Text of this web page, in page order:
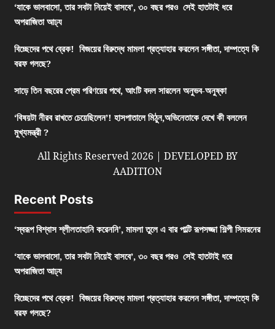
‘যাকে ভালবাসো, তার সবটা নিয়েই বাসবে’, ৩০ বছর পরও সেই হাতটাই ধরে
অপরাজিতা আঢ্য
বিচ্ছেদের পথে ব্রেক! বিজয়ের বিরুদ্ধে মামলা প্রত্যাহার করলেন সঙ্গীতা, দাম্পত্যে কি
বরফ গলছে?
সাড়ে তিন বছরের প্রেম পরিণয়ের পথে, আংটি বদল সারলেন অনুভব-অনুষ্কা
‘বিষয়টা নীরব রাখতে চেয়েছিলেন’! হাসপাতালে মিঠুন,অভিনেতাকে দেখে কী বললেন
মুখ্যমন্ত্রী ?
All Rights Reserved 2026 | DEVELOPED BY
AADITION
Recent Posts
‘স্বরূপ বিশ্বাস শ্লীলতাহানি করেননি’, মামলা তুলে এ বার পাল্টি রূপসজ্জা শিল্পী সিমরনের
‘যাকে ভালবাসো, তার সবটা নিয়েই বাসবে’, ৩০ বছর পরও সেই হাতটাই ধরে
অপরাজিতা আঢ্য
বিচ্ছেদের পথে ব্রেক! বিজয়ের বিরুদ্ধে মামলা প্রত্যাহার করলেন সঙ্গীতা, দাম্পত্যে কি
বরফ গলছে?